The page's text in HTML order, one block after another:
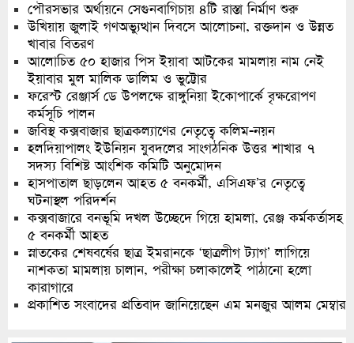
পৌরসভার অর্থায়নে সেগুনবাগিচায় ৪টি রাস্তা নির্মাণ শুরু
উখিয়ায় জুলাই গণঅভ্যুত্থান দিবসে আলোচনা, রক্তদান ও উন্নত
খাবার বিতরণ
আলোচিত ৫০ হাজার পিস ইয়াবা আটকের মামলায় নাম নেই
ইয়াবার মুল মালিক ডালিম ও ভুট্টোর
ফরেস্ট রেঞ্জার্স ডে উপলক্ষে রাঙ্গুনিয়া ইকোপার্কে বৃক্ষরোপণ
কর্মসূচি পালন
জবিস্থ কক্সবাজার ছাত্রকল্যাণের নেতৃত্বে কলিম-নয়ন
হলদিয়াপালং ইউনিয়ন যুবদলের সাংগঠনিক উত্তর শাখার ৭
সদস্য বিশিষ্ট আংশিক কমিটি অনুমোদন
হাসপাতাল ছাড়লেন আহত ৫ বনকর্মী, এসিএফ’র নেতৃত্বে
ঘটনাস্থল পরিদর্শন
কক্সবাজারে বনভূমি দখল উচ্ছেদে গিয়ে হামলা, রেঞ্জ কর্মকর্তাসহ
৫ বনকর্মী আহত
স্নাতকের শেষবর্ষের ছাত্র ইমরানকে ‘ছাত্রলীগ ট্যাগ’ লাগিয়ে
নাশকতা মামলায় চালান, পরীক্ষা চলাকালেই পাঠানো হলো
কারাগারে
প্রকাশিত সংবাদের প্রতিবাদ জানিয়েছেন এম মনজুর আলম মেম্বার